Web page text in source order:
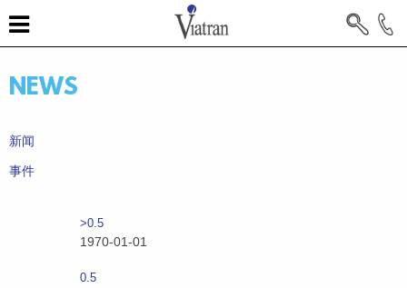
NEWS
新闻
事件
>0.5
1970-01-01
0.5